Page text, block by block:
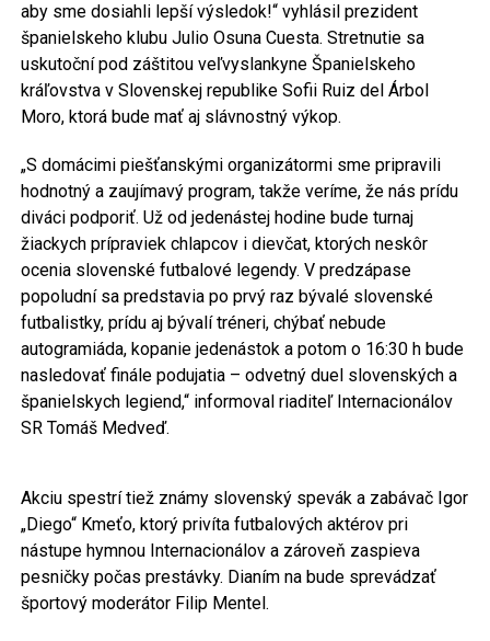
aby sme dosiahli lepší výsledok!“ vyhlásil prezident
španielskeho klubu Julio Osuna Cuesta. Stretnutie sa
uskutoční pod záštitou veľvyslankyne Španielskeho
kráľovstva v Slovenskej republike Sofii Ruiz del Árbol
Moro, ktorá bude mať aj slávnostný výkop.
„S domácimi piešťanskými organizátormi sme pripravili
hodnotný a zaujímavý program, takže veríme, že nás prídu
diváci podporiť. Už od jedenástej hodine bude turnaj
žiackych prípraviek chlapcov i dievčat, ktorých neskôr
ocenia slovenské futbalové legendy. V predzápase
popoludní sa predstavia po prvý raz bývalé slovenské
futbalistky, prídu aj bývalí tréneri, chýbať nebude
autogramiáda, kopanie jedenástok a potom o 16:30 h bude
nasledovať finále podujatia – odvetný duel slovenských a
španielskych legiend,“ informoval riaditeľ Internacionálov
SR Tomáš Medveď.
Akciu spestrí tiež známy slovenský spevák a zabávač Igor
„Diego“ Kmeťo, ktorý privíta futbalových aktérov pri
nástupe hymnou Internacionálov a zároveň zaspieva
pesničky počas prestávky. Dianím na bude sprevádzať
športový moderátor Filip Mentel.